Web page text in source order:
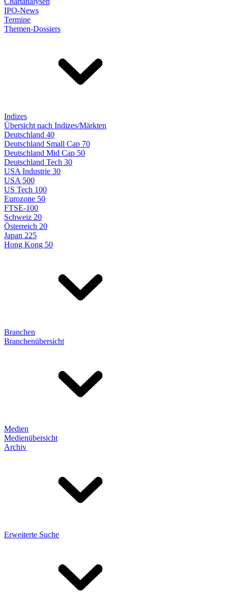
IPO-News
Termine
Themen-Dossiers
Indizes
Übersicht nach Indizes/Märkten
Deutschland 40
Deutschland Small Cap 70
Deutschland Mid Cap 50
Deutschland Tech 30
USA Industrie 30
USA 500
US Tech 100
Eurozone 50
FTSE-100
Schweiz 20
Österreich 20
Japan 225
Hong Kong 50
Branchen
Branchenübersicht
Medien
Medienübersicht
Archiv
Erweiterte Suche